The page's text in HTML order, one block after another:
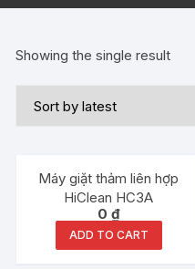
Showing the single result
Máy giặt thảm liên hợp
HiClean HC3A
0₫
ADD TO CART